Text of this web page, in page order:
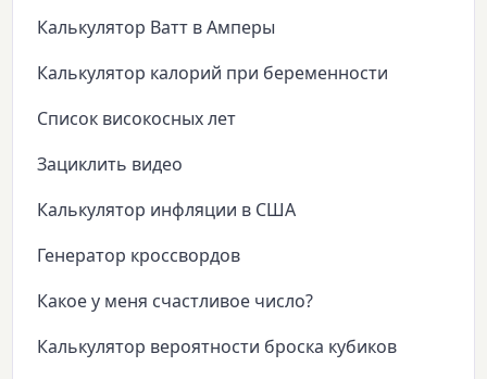
Калькулятор Ватт в Амперы
Калькулятор калорий при беременности
Список високосных лет
Зациклить видео
Калькулятор инфляции в США
Генератор кроссвордов
Какое у меня счастливое число?
Калькулятор вероятности броска кубиков